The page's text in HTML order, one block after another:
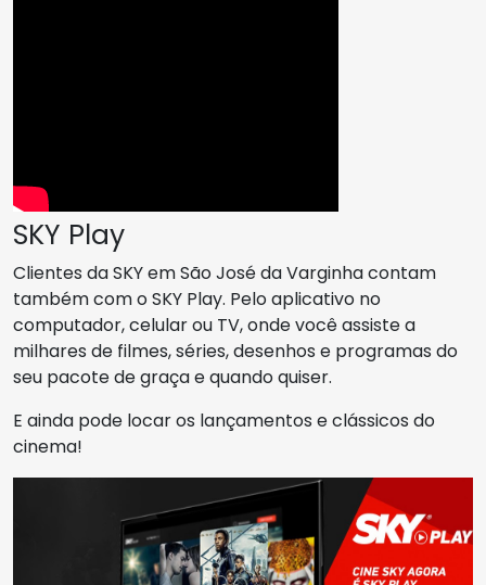
SKY Play
Clientes da SKY em São José da Varginha contam
também com o SKY Play. Pelo aplicativo no
computador, celular ou TV, onde você assiste a
milhares de filmes, séries, desenhos e programas do
seu pacote de graça e quando quiser.
E ainda pode locar os lançamentos e clássicos do
cinema!